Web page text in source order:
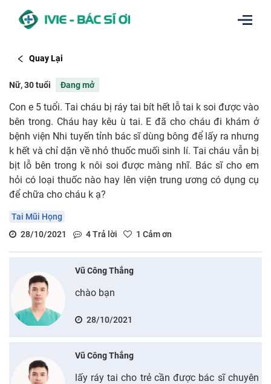
Quay Lại
Nữ, 30 tuổi Đang mở
Con e 5 tuổi. Tai cháu bị ráy tai bít hết lỗ tai k soi được vào
bên trong. Cháu hay kêu ù tai. E đã cho cháu đi khám ở
bệnh viện Nhi tuyến tỉnh bác sĩ dùng bông để lấy ra nhưng
k hết và chỉ dặn về nhỏ thuốc muối sinh lí. Tai cháu vẫn bị
bịt lỗ bên trong k nôi soi được màng nhĩ. Bác sĩ cho em
hỏi có loại thuốc nào hay lên viện trung ương có dụng cụ
để chữa cho cháu k ạ?
Tai Mũi Họng
28/10/2021
4Trả lời 1 Cảm ơn
Vũ Công Thắng
chào bạn
28/10/2021
Vũ Công Thắng
lấy ráy tai cho trẻ cần được bác sĩ chuyên